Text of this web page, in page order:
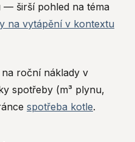
— širší pohled na téma
na vytápění v kontextu
roční náklady v
spotřeby (m³ plynu,
spotřeba kotle.